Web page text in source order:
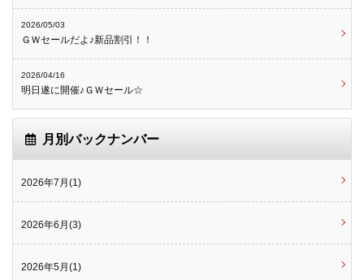
2026/05/03
ＧＷセールだよ♪新品割引！！
2026/04/16
明日遂に開催♪ＧＷセール☆
月別バックナンバー
2026年7月(1)
2026年6月(3)
2026年5月(1)